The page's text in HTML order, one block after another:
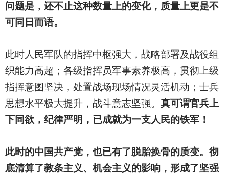
问题是，还不止这种数量上的变化，质量上更是不
可同日而语。
此时人民军队的指挥中枢强大，战略部署及战役组
织能力高超；各级指挥员军事素养极高，贯彻上级
指挥意图坚决，处置战场现场情况灵活机动；士兵
思想水平极大提升，战斗意志坚强。 真可谓官兵上
下同欲，纪律严明，已成就为一支人民的铁军！
此时的中国共产党，也已有了脱胎换骨的质变。彻
底清算了教条主义、机会主义的影响，形成了坚强